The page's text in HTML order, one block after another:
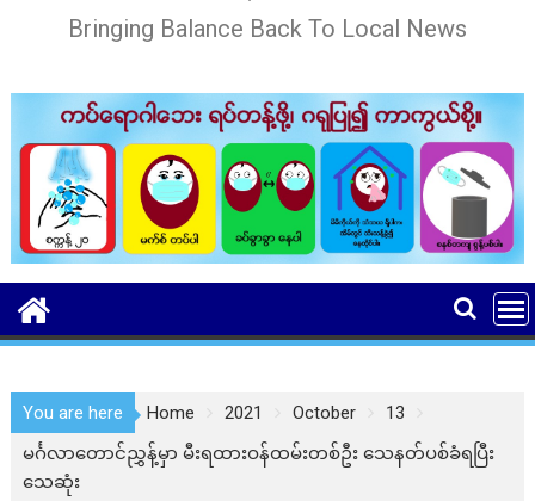
Bringing Balance Back To Local News
You are here Home 2021 October
13
မင်္ဂလာတောင်ညွှန့်မှာ မီးရထားဝန်ထမ်းတစ်ဦး သေနတ်ပစ်ခံရပြီး
သေဆုံး